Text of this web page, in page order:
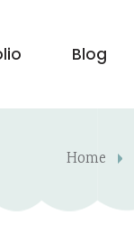
Blog
Home